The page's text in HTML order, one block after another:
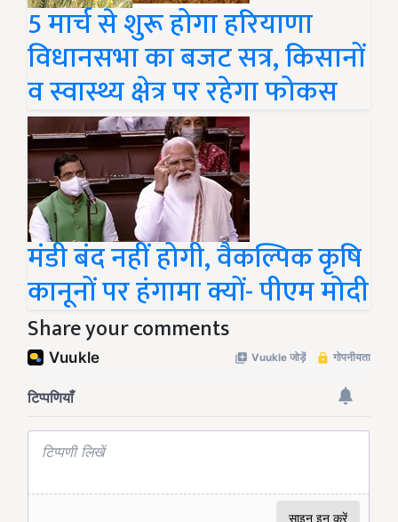
5 मार्च से शुरू होगा हरियाणा
विधानसभा का बजट सत्र, किसानों
व स्वास्थ्य क्षेत्र पर रहेगा फोकस
मंडी बंद नहीं होगी, वैकल्पिक कृषि
कानूनों पर हंगामा क्यों- पीएम मोदी
Share your comments